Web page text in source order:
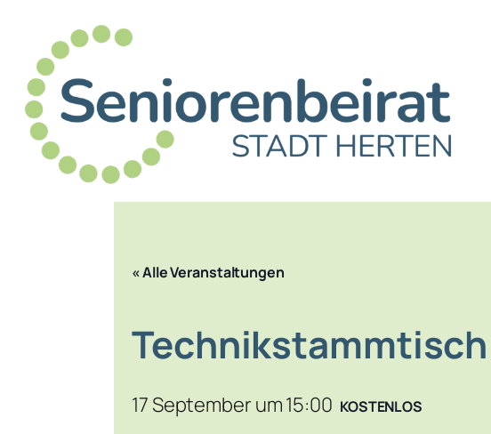
« Alle Veranstaltungen
Technik­stammtisch
17 September um 15:00 KOSTENLOS